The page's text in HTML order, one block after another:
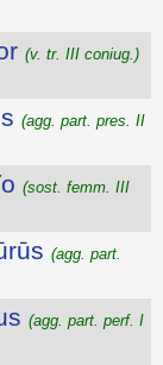
(v. tr. III coniug.)
(agg. part. pres. II
(sost. femm. III
(agg. part.
(agg. part. perf. I